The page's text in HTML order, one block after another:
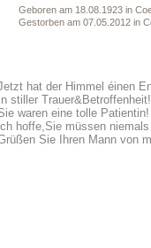
Geboren am 18.08.1923 in
Gestorben am 07.05.2012 in
hat der Himmel éinen
In stiller Trauer&Betroffenheit!
waren eine tolle Patientin!
hoffe,Sie müssen
Sie Ihren Mann von